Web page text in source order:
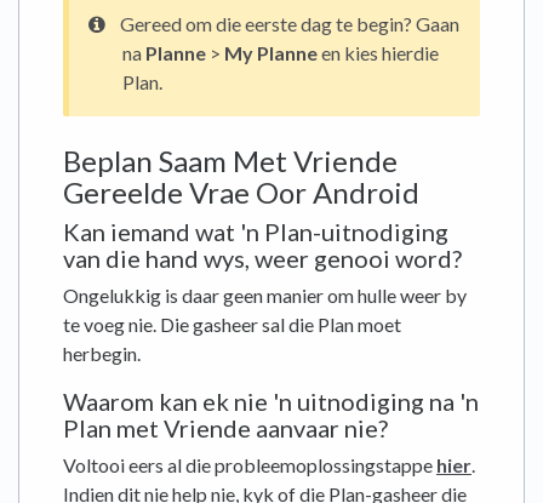
Gereed om die eerste dag te begin? Gaan
na Planne > My Planneen kies hierdie
Plan.
Beplan Saam Met Vriende
Gereelde Vrae Oor Android
Kan iemand wat 'n Plan-uitnodiging
van die hand wys, weer genooi word?
Ongelukkig is daar geen manier om hulle weer by
te voeg nie. Die gasheer sal die Plan moet
herbegin.
Waarom kan ek nie 'n uitnodiging na 'n
Plan met Vriende aanvaar nie?
Voltooi eers al die probleemoplossingstappe hier
Indien dit nie help nie, kyk of die Plan-gasheer die